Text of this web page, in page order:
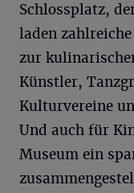
Schlossplatz,
laden
zur
Künstler,
Kulturvereine
Und auch für
Museum ein